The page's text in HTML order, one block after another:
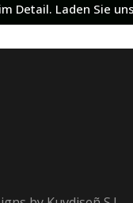
Detail. Laden Sie